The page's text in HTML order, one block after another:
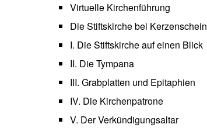
Virtuelle Kirchenführung
Die Stiftskirche bei Kerzenschein
I. Die Stiftskirche auf einen Blick
II. Die Tympana
III. Grabplatten und Epitaphien
IV. Die Kirchenpatrone
V. Der Verkündigungsaltar